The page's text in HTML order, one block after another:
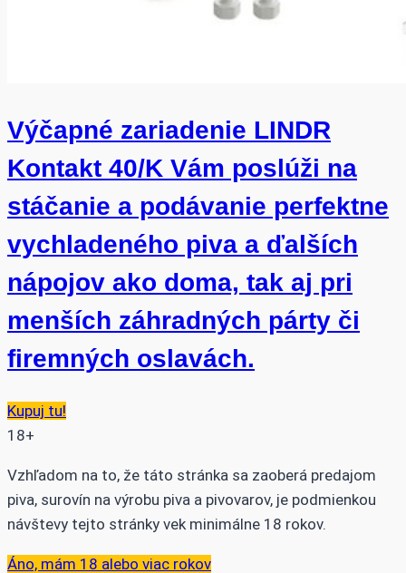
Výčapné zariadenie LINDR
Kontakt 40/K Vám poslúži na
stáčanie a podávanie perfektne
vychladeného piva a ďalších
nápojov ako doma, tak aj pri
menších záhradných párty či
firemných oslavách.
Kupuj tu!
18+
Vzhľadom na to, že táto stránka sa zaoberá predajom
piva, surovín na výrobu piva a pivovarov, je podmienkou
návštevy tejto stránky vek minimálne 18 rokov.
Áno, mám 18 alebo viac rokov